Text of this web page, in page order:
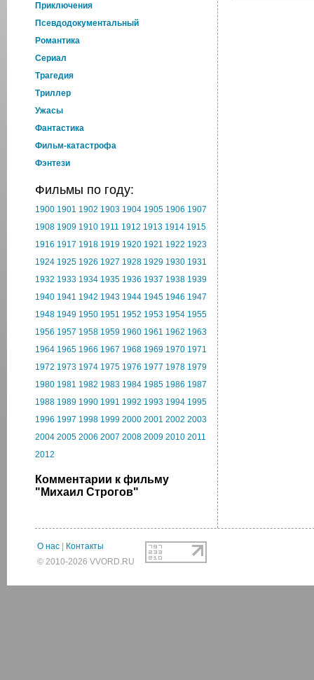
Приключения
Псевдодокументальный
Романтика
Cериал
Трагедия
Триллер
Ужасы
Фантастика
Фильм-катастрофа
Фэнтези
Фильмы по году:
1900 1901 1902 1903 1904 1905 1906 1907
1908 1909 1910 1911 1912 1913 1914 1915
1916 1917 1918 1919 1920 1921 1922 1923
1924 1925 1926 1927 1928 1929 1930 1931
1932 1933 1934 1935 1936 1937 1938 1939
1940 1941 1942 1943 1944 1945 1946 1947
1948 1949 1950 1951 1952 1953 1954 1955
1956 1957 1958 1959 1960 1961 1962 1963
1964 1965 1966 1967 1968 1969 1970 1971
1972 1973 1974 1975 1976 1977 1978 1979
1980 1981 1982 1983 1984 1985 1986 1987
1988 1989 1990 1991 1992 1993 1994 1995
1996 1997 1998 1999 2000 2001 2002 2003
2004 2005 2006 2007 2008 2009 2010 2011
2012
Комментарии к фильму
"Михаил Строгов"
О нас
Контакты
© 2010-2026 VVORD.RU